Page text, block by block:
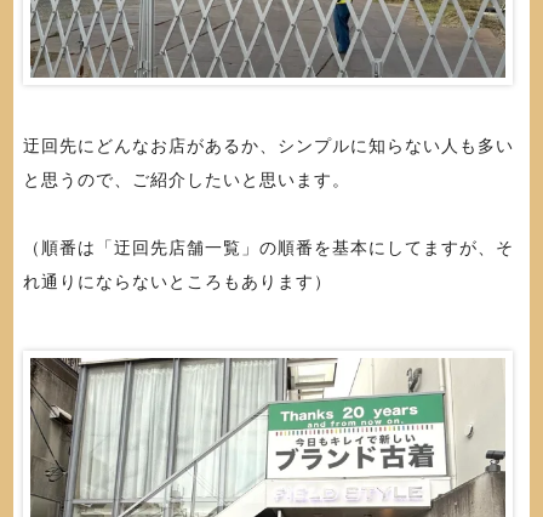
迂回先にどんなお店があるか、シンプルに知らない人も多い
と思うので、ご紹介したいと思います。
（順番は「迂回先店舗一覧」の順番を基本にしてますが、そ
れ通りにならないところもあります）